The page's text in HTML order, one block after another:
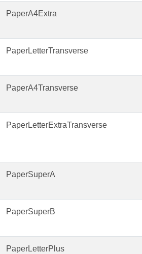
PaperA4Extra
PaperLetterTransverse
PaperA4Transverse
PaperLetterExtraTransverse
PaperSuperA
PaperSuperB
PaperLetterPlus